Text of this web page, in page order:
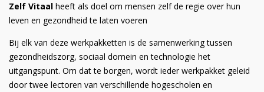
Zelf Vitaal heeft als doel om mensen zelf de regie over hun
leven en gezondheid te laten voeren
Bij elk van deze werkpakketten is de samenwerking tussen
gezondheidszorg, sociaal domein en technologie het
uitgangspunt. Om dat te borgen, wordt ieder werkpakket geleid
door twee lectoren van verschillende hogescholen en